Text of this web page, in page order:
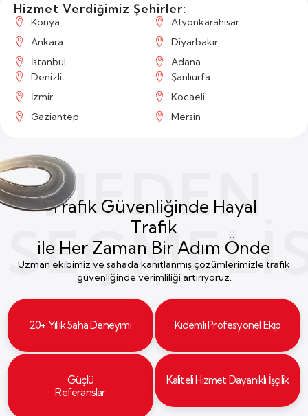
Hizmet Verdiğimiz Şehirler:
Konya
Ankara
İstanbul
Afyonkarahisar
Diyarbakır
Adana
Denizli
İzmir
Gaziantep
Şanlıurfa
Kocaeli
Mersin
NEDEN
Trafik Güvenliğinde Hayal
Trafik
ile Her Zaman Bir Adım Önde
Uzman ekibimiz ve sahada kanıtlanmış çözümlerimizle trafik
güvenliğinde verimliliği artırıyoruz.
20+ Yıllık Saha Deneyimi Kıdemli Profesyonel Ekip
Güçlü
Referanslar
Kaliteli Hizmet Dayanıklı İşçilik